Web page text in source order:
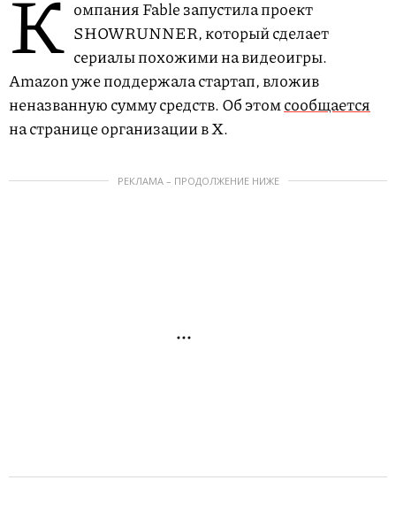
К омпания Fable запустила проект
SHOWRUNNER, который сделает
сериалы похожими на видеоигры.
Amazon уже поддержала стартап, вложив
неназванную сумму средств. Об этомсообщается
на странице организации в X.
РЕКЛАМА – ПРОДОЛЖЕНИЕ НИЖЕ